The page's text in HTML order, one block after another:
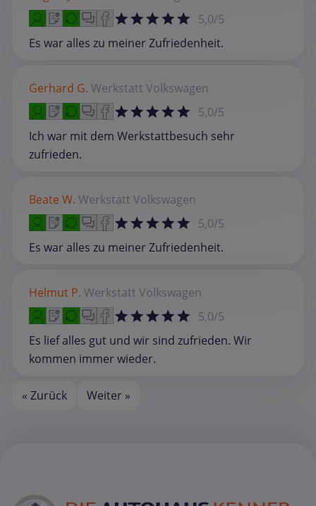
5,0/5
Es war alles zu meiner Zufriedenheit.
Gerhard G. Werkstatt Volkswagen
5,0/5
Ich war mit dem Werkstattbesuch sehr
zufrieden.
Beate W. Werkstatt Volkswagen
5,0/5
Es war alles zu meiner Zufriedenheit.
Helmut P. Werkstatt Volkswagen
5,0/5
Es lief alles gut und wir sind zufrieden. Wir
kommen immer wieder.
« Zurück Weiter »